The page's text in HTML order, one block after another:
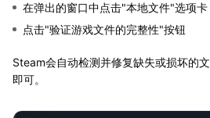
在弹出的窗口中点击"本地文件"选项卡
点击"验证游戏文件的完整性"按钮
Steam会自动检测并修复缺失或损坏的
即可。